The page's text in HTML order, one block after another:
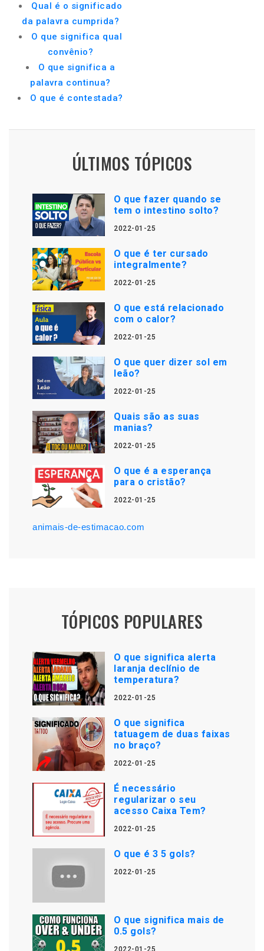
Qual é o significado
da palavra cumprida?
O que significa qual
convênio?
O que significa a
palavra continua?
O que é contestada?
ÚLTIMOS TÓPICOS
O que fazer quando se
tem o intestino solto?
2022-01-25
O que é ter cursado
integralmente?
2022-01-25
O que está relacionado
com o calor?
2022-01-25
O que quer dizer sol em
leão?
2022-01-25
Quais são as suas
manias?
2022-01-25
O que é a esperança
para o cristão?
2022-01-25
animais-de-estimacao.com
TÓPICOS POPULARES
O que significa alerta
laranja declínio de
temperatura?
2022-01-25
O que significa
tatuagem de duas faixas
no braço?
2022-01-25
É necessário
regularizar o seu
acesso Caixa Tem?
2022-01-25
O que é 3 5 gols?
2022-01-25
O que significa mais de
0.5 gols?